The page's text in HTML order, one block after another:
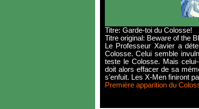
Titre: Garde-toi du Colosse!
Titre original: Beware of the
Le Professeur Xavier a
Colosse. Celui semble
teste le Colosse. Mais
doit alors effacer de sa
s'enfuit. Les X-Men finiront
Première apparition du